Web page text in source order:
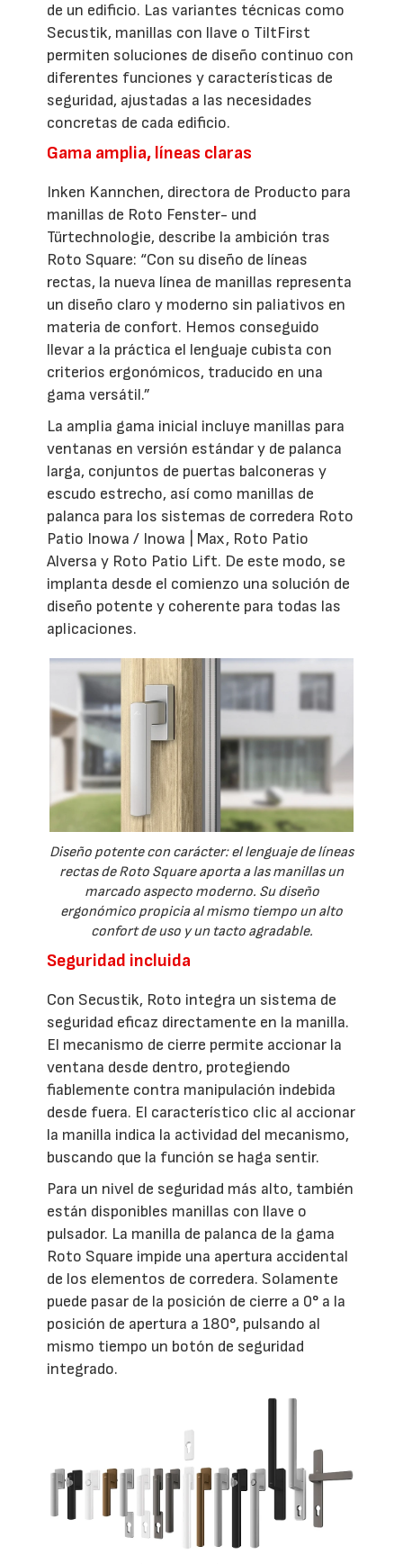
de un edificio. Las variantes técnicas como
Secustik, manillas con llave o TiltFirst
permiten soluciones de diseño continuo con
diferentes funciones y características de
seguridad, ajustadas a las necesidades
concretas de cada edificio.
Gama amplia, líneas claras
Inken Kannchen, directora de Producto para
manillas de Roto Fenster- und
Türtechnologie, describe la ambición tras
Roto Square: “Con su diseño de líneas
rectas, la nueva línea de manillas representa
un diseño claro y moderno sin paliativos en
materia de confort. Hemos conseguido
llevar a la práctica el lenguaje cubista con
criterios ergonómicos, traducido en una
gama versátil.”
La amplia gama inicial incluye manillas para
ventanas en versión estándar y de palanca
larga, conjuntos de puertas balconeras y
escudo estrecho, así como manillas de
palanca para los sistemas de corredera Roto
Patio Inowa / Inowa | Max, Roto Patio
Alversa y Roto Patio Lift. De este modo, se
implanta desde el comienzo una solución de
diseño potente y coherente para todas las
aplicaciones.
Diseño potente con carácter: el lenguaje de líneas
rectas de Roto Square aporta a las manillas un
marcado aspecto moderno. Su diseño
ergonómico propicia al mismo tiempo un alto
confort de uso y un tacto agradable.
Seguridad incluida
Con Secustik, Roto integra un sistema de
seguridad eficaz directamente en la manilla.
El mecanismo de cierre permite accionar la
ventana desde dentro, protegiendo
fiablemente contra manipulación indebida
desde fuera. El característico clic al accionar
la manilla indica la actividad del mecanismo,
buscando que la función se haga sentir.
Para un nivel de seguridad más alto, también
están disponibles manillas con llave o
pulsador. La manilla de palanca de la gama
Roto Square impide una apertura accidental
de los elementos de corredera. Solamente
puede pasar de la posición de cierre a 0° a la
posición de apertura a 180°, pulsando al
mismo tiempo un botón de seguridad
integrado.